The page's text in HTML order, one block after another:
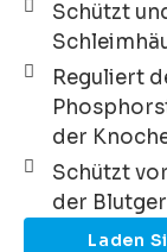
Schützt
Reguliert
der
Schützt
der
Laden